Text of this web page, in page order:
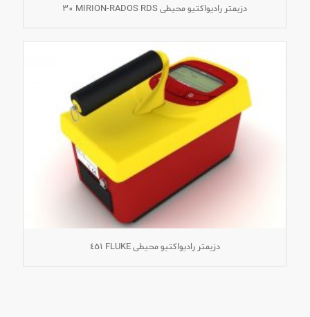
دزیمتر رادیواکتیو محیطی MIRION-RADOS RDS ٣٠
دزیمتر رادیواکتیو محیطی FLUKE ٤٥١